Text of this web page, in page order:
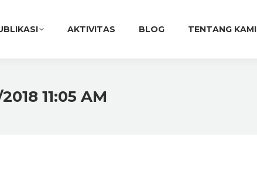
AKTIVITAS BLOG TENTANG KAMI
11:05 AM